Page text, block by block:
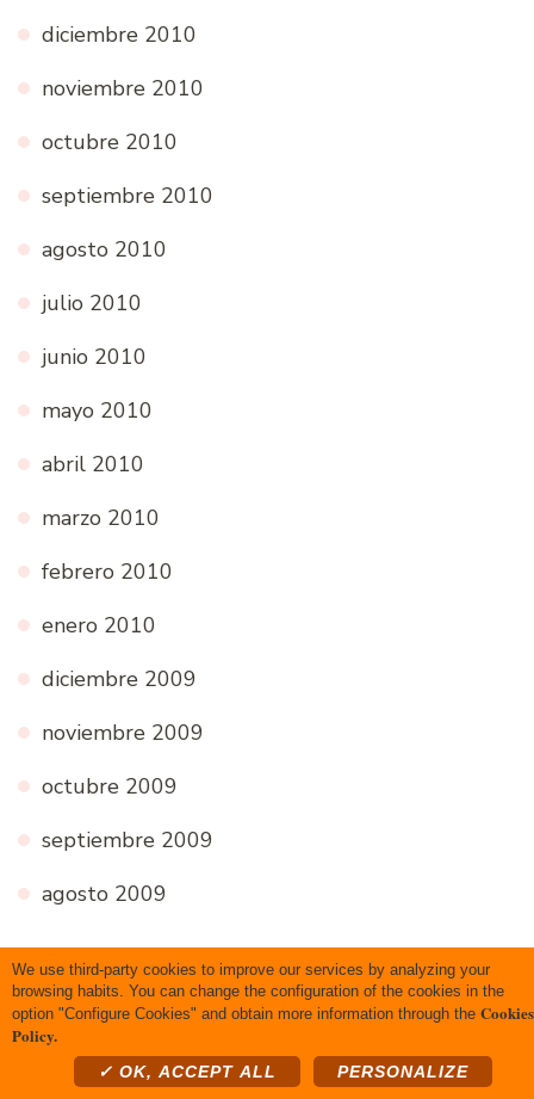
diciembre 2010
noviembre 2010
octubre 2010
septiembre 2010
agosto 2010
julio 2010
junio 2010
mayo 2010
abril 2010
marzo 2010
febrero 2010
enero 2010
diciembre 2009
noviembre 2009
octubre 2009
septiembre 2009
agosto 2009
Categorías
Carne
We use third-party cookies to improve our services by analyzing your
browsing habits. You can change the configuration of the cookies in the
option "Configure Cookies" and obtain more information through the Cookies
Policy.
✓ OK, ACCEPT ALL PERSONALIZE